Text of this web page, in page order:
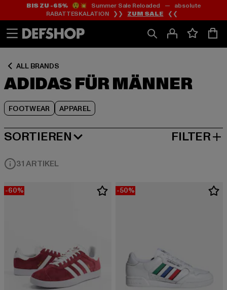
Zum
Inhalt
springen
Zum
Fußzeile
springen
BIS ZU -65%😲💥 Summer Sale Reloaded — absolute
RABATTESKALATION ❯❯ ZUM SALE ❮❮
ALL BRANDS
ADIDAS FÜR MÄNNER
FOOTWEAR APPAREL
Zum
Produktraster
springen
SORTIEREN
BELIEBTESTE FILTER
31 ARTIKEL
-60% -50%